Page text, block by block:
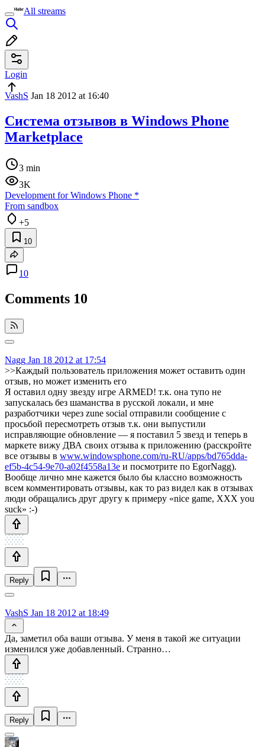
All streams
Login
VashS Jan 18 2012 at 16:40
Система отзывов в Windows Phone
Marketplace
3 min
3K
Development for Windows Phone *
From sandbox
+5
10
10
Comments 10
Nagg Jan 18 2012 at 17:54
>>Каждый пользователь приложения может оставить один
отзыв, но может изменить его
Я оставил одну звезду игре ARMED! т.к. она тупо не
запускалась без шаманства в русской локали, и мне
разработчики через zune social отправили сообщение с
просьбой пересмотреть отзыв т.к. они выпустили
исправляющие обновление — я поставил 5 звезд и теперь в
маркете вижу ДВА своих отзыва к приложению (расскройте
все отзывы в www.windowsphone.com/ru-RU/apps/bd765dda-
ef5b-4c54-9e70-a02f4558a13e и посмотрите по EgorNagg).
Вообще лично мне кажется было бы классно возможность
всем комментировать отзывы, как то раз видел как в отзывах
люди обращались друг другу к примеру «nice game, XXX you
suck» :-)
Reply
VashS Jan 18 2012 at 18:49
Да, заметил оба ваши отзыва. У меня в такой же ситуации
изменился уже добавленный. Странно…
Reply